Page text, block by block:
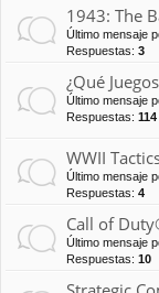
1943: The
Último mensaje
Respuestas: 3
¿Qué
Último mensaje
Respuestas: 114
WWII
Último mensaje
Respuestas: 4
Call of
Último mensaje
Respuestas: 10